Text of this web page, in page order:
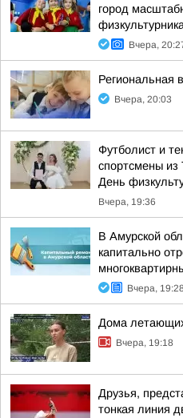
город
физкультурника
Вчера,
Региональная
Вчера, 20:03
Футболист и
спортсмены из
День
Вчера, 19:36
В Амурской
капитально
Вчера, 19:28
Дома
Вчера, 19:18
Друзья,
тонкая линия